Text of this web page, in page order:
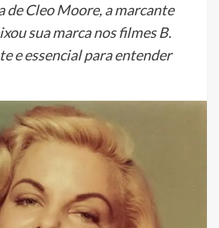
de Cleo Moore, a marcante
sua marca nos filmes B.
e essencial para entender